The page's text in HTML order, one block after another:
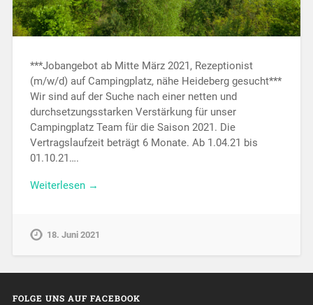
***Jobangebot ab Mitte März 2021, Rezeptionist
(m/w/d) auf Campingplatz, nähe Heideberg gesucht***
Wir sind auf der Suche nach einer netten und
durchsetzungsstarken Verstärkung für unser
Campingplatz Team für die Saison 2021. Die
Vertragslaufzeit beträgt 6 Monate. Ab 1.04.21 bis
01.10.21….
Weiterlesen →
18. Juni 2021
FOLGE UNS AUF FACEBOOK